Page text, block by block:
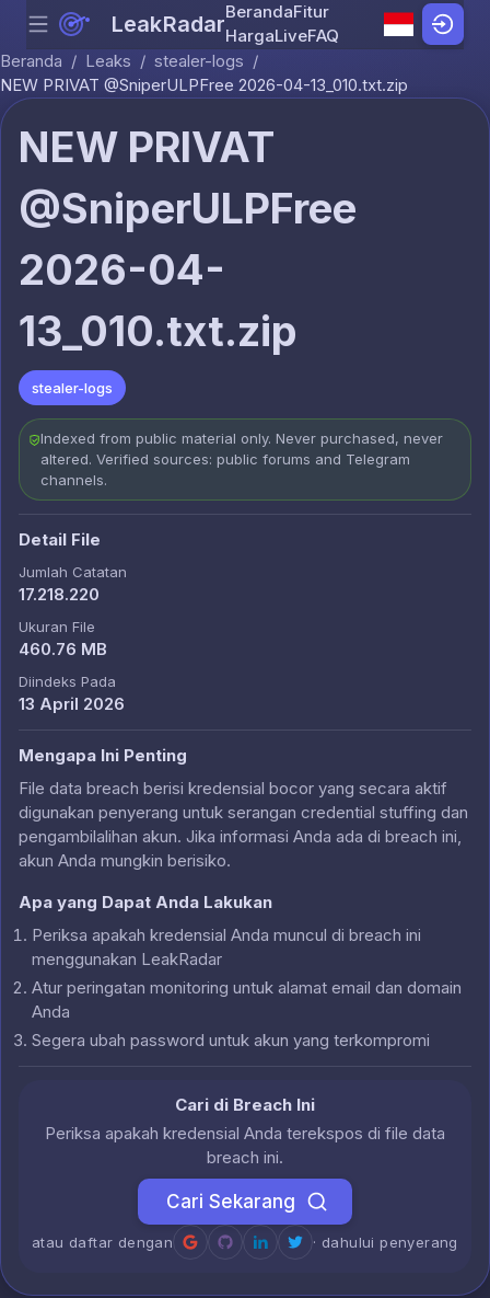
Skip to content
Menu LeakRadarBerandaFitur
HargaLiveFAQ
Beranda / Leaks / stealer-logs /
NEW PRIVAT @SniperULPFree 2026-04-13_010.txt.zip
NEW PRIVAT
@SniperULPFree
2026-04-
13_010.txt.zip
stealer-logs
Indexed from public material only. Never purchased, never
altered. Verified sources: public forums and Telegram
channels.
Detail File
Jumlah Catatan
17.218.220
Ukuran File
460.76 MB
Diindeks Pada
13 April 2026
Mengapa Ini Penting
File data breach berisi kredensial bocor yang secara aktif
digunakan penyerang untuk serangan credential stuffing dan
pengambilalihan akun. Jika informasi Anda ada di breach ini,
akun Anda mungkin berisiko.
Apa yang Dapat Anda Lakukan
Periksa apakah kredensial Anda muncul di breach ini
menggunakan LeakRadar
Atur peringatan monitoring untuk alamat email dan domain
Anda
Segera ubah password untuk akun yang terkompromi
Cari di Breach Ini
Periksa apakah kredensial Anda terekspos di file data
breach ini.
Cari Sekarang
atau daftar dengan · dahului penyerang